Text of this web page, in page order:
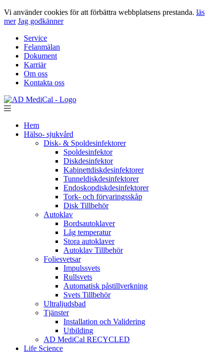
Vi använder cookies för att förbättra webbplatsens prestanda. läs
mer Jag godkänner
Service
Felanmälan
Dokument
Karriär
Om oss
Kontakta oss
Hem
Hälso- sjukvård
Disk- & Spoldesinfektorer
Spoldesinfektor
Diskdesinfektor
Kabinettdiskdesinfektorer
Tunneldiskdesinfektorer
Endoskopdiskdesinfektorer
Tork- och förvaringsskåp
Disk Tillbehör
Autoklav
Bordsautoklaver
Låg temperatur
Stora autoklaver
Autoklav Tillbehör
Foliesvetsar
Impulssvets
Rullsvets
Automatisk påstillverkning
Svets Tillbehör
Ultraljudsbad
Tjänster
Installation och Validering
Utbilding
AD MediCal RECYCLED
Life Science